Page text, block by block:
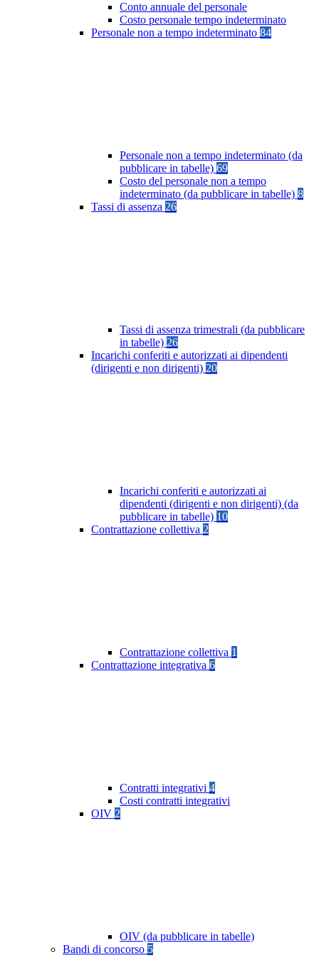
Conto annuale del personale
Costo personale tempo indeterminato
Personale non a tempo indeterminato 84
Personale non a tempo indeterminato (da
pubblicare in tabelle) 69
Costo del personale non a tempo
indeterminato (da pubblicare in tabelle) 8
Tassi di assenza 26
Tassi di assenza trimestrali (da pubblicare
in tabelle) 26
Incarichi conferiti e autorizzati ai dipendenti
(dirigenti e non dirigenti) 20
Incarichi conferiti e autorizzati ai
dipendenti (dirigenti e non dirigenti) (da
pubblicare in tabelle) 10
Contrattazione collettiva 2
Contrattazione collettiva 1
Contrattazione integrativa 6
Contratti integrativi 4
Costi contratti integrativi
OIV 2
OIV (da pubblicare in tabelle)
Bandi di concorso 5